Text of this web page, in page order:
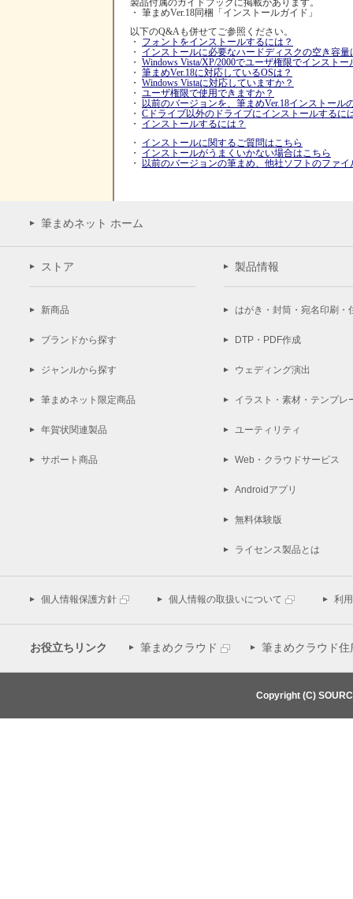
製品付属のガイドブックに掲載があります。
・ 筆まめVer.18同梱「インストールガイド」
以下のQ&Aも併せてご参照ください。
・ フォントをインストールするには？
・ インストールに必要なハードディスクの空き容量
・ Windows Vista/XP/2000でユーザ権限でインスト
・ 筆まめVer.18に対応しているOSは？
・ Windows Vistaに対応していますか？
・ ユーザ権限で使用できますか？
・
以前のバージョンを、筆まめVer.18インストール
・ Cドライブ以外のドライブにインストールするに
・ インストールするには？
・ インストールに関するご質問はこちら
・ インストールがうまくいかない場合はこちら
・
以前のバージョンの筆まめ、他社ソフトのファ
筆まめネット ホーム
ストア
新商品
ブランドから探す
ジャンルから探す
筆まめネット限定商品
年賀状関連製品
サポート商品
製品情報
はがき・封筒・宛名印刷・
DTP・PDF作成
ウェディング演出
イラスト・素材・テンプレ
ユーティリティ
Web・クラウドサービス
Androidアプリ
無料体験版
ライセンス製品とは
個人情報保護方針 個人情報の取扱いについて 利
お役立ちリンク 筆まめクラウド 筆まめクラウド住
Copyright (C)